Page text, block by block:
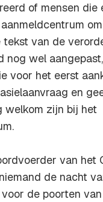
of mensen die
tekst van de
nog wel
voor het eerst
en
welkom zijn bij het
van het
de nacht
de poorten